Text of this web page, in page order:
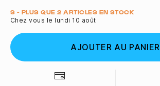
Quantité
S - PLUS QUE 2 ARTICLES EN STOCK
Chez vous le lundi 10 août
AJOUTER AU PANIER